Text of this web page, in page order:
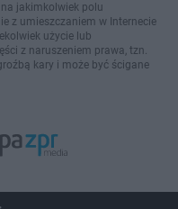
jakimkolwiek polu
z umieszczaniem w Internecie
użycie lub
z naruszeniem prawa, tzn.
kary i może być ścigane